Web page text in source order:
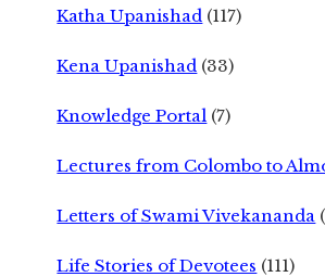
Katha Upanishad (117)
Kena Upanishad (33)
Knowledge Portal (7)
Lectures from Colombo to
Letters of Swami Vivekananda
Life Stories of Devotees (111)